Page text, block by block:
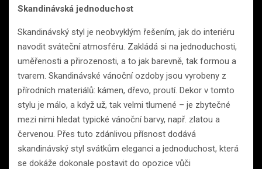
Skandinávská jednoduchost
Skandinávský styl je neobvyklým řešením, jak do interiéru
navodit sváteční atmosféru. Zakládá si na jednoduchosti,
uměřenosti a přirozenosti, a to jak barevně, tak formou a
tvarem. Skandinávské vánoční ozdoby jsou vyrobeny z
přírodních materiálů: kámen, dřevo, proutí. Dekor v tomto
stylu je málo, a když už, tak velmi tlumené – je zbytečné
mezi nimi hledat typické vánoční barvy, např. zlatou a
červenou. Přes tuto zdánlivou přísnost dodává
skandinávský styl svátkům eleganci a jednoduchost, která
se dokáže dokonale postavit do opozice vůči